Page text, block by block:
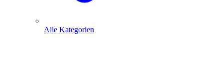
Alle Kategorien